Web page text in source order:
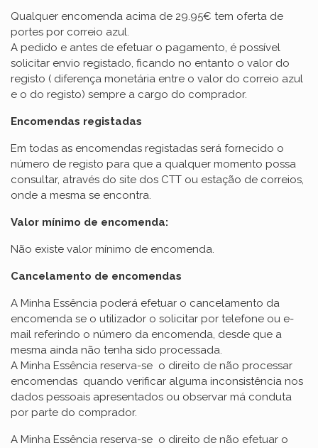
Qualquer encomenda acima de 29.95€ tem oferta de
portes por correio azul.
A pedido e antes de efetuar o pagamento, é possível
solicitar envio registado, ficando no entanto o valor do
registo ( diferença monetária entre o valor do correio azul
e o do registo) sempre a cargo do comprador.
Encomendas registadas
Em todas as encomendas registadas será fornecido o
número de registo para que a qualquer momento possa
consultar, através do site dos CTT ou estação de correios,
onde a mesma se encontra.
Valor mínimo de encomenda:
Não existe valor mínimo de encomenda.
Cancelamento de encomendas
A Minha Essência poderá efetuar o cancelamento da
encomenda se o utilizador o solicitar por telefone ou e-
mail referindo o número da encomenda, desde que a
mesma ainda não tenha sido processada.
A Minha Essência reserva-se o direito de não processar
encomendas quando verificar alguma inconsistência nos
dados pessoais apresentados ou observar má conduta
por parte do comprador.
A Minha Essência reserva-se o direito de não efetuar o